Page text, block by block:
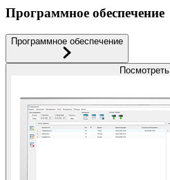
Программное обеспечение
Программное обеспечение
Посмотреть